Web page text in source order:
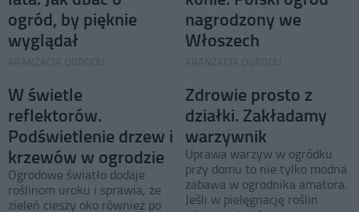
ogród, by pięknie
wyglądał
nagrodzony we
Włoszech
W świetle
reflektorów.
Podświetlenie drzew i
krzewów w ogrodzie
Ogrodowe światło dodaje
roślinom uroku i sprawia, że
zieleń cieszy oko również po
Zdrowie prosto z
działki. Zakładamy
warzywnik
Uprawa warzyw w ogródku
przy domu to nie tylko modna
zabawa w ogrodnika amatora.
Jeśli w pielęgnację roślin